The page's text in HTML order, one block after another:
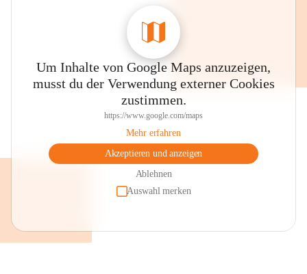
Um Inhalte von Google Maps anzuzeigen,
musst du der Verwendung externer Cookies
zustimmen.
https://www.google.com/maps
Mehr erfahren
Akzeptieren und anzeigen
Ablehnen
Auswahl merken